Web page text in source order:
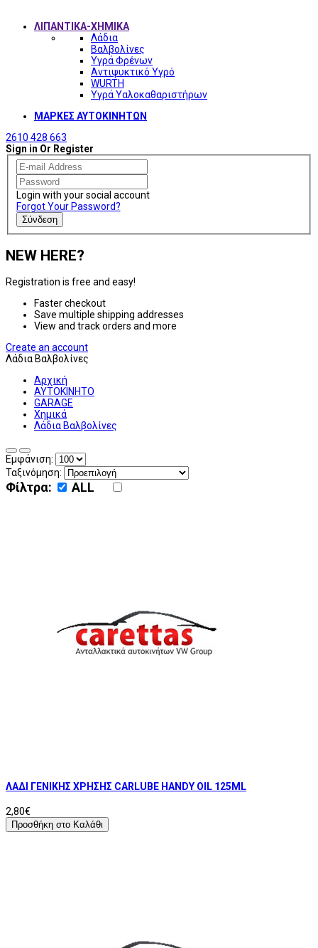
ΛΙΠΑΝΤΙΚΑ-ΧΗΜΙΚΑ
Λάδια
Βαλβολίνες
Υγρά Φρένων
Αντιψυκτικό Υγρό
WURTH
Υγρά Υαλοκαθαριστήρων
ΜΑΡΚΕΣ ΑΥΤΟΚΙΝΗΤΩΝ
2610 428 663
Sign in Or Register
Login with your social account
Forgot Your Password?
Σύνδεση
NEW HERE?
Registration is free and easy!
Faster checkout
Save multiple shipping addresses
View and track orders and more
Create an account
Λάδια Βαλβολίνες
Αρχική
ΑΥΤΟΚΙΝΗΤΟ
GARAGE
Χημικά
Λάδια Βαλβολίνες
Εμφάνιση:
Ταξινόμηση:
Φίλτρα: ALL
ΛΑΔΙ ΓΕΝΙΚΗΣ ΧΡΗΣΗΣ CARLUBE HANDY OIL 125ML
2,80€
Προσθήκη στο Καλάθι